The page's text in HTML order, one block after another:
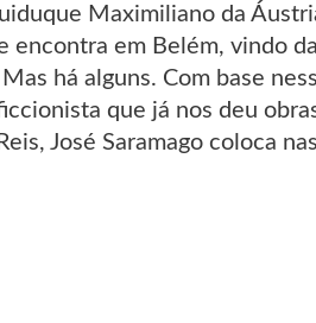
Maximiliano da
encontra em Belém, vindo
há alguns. Com base
que já nos deu
José Saramago coloca